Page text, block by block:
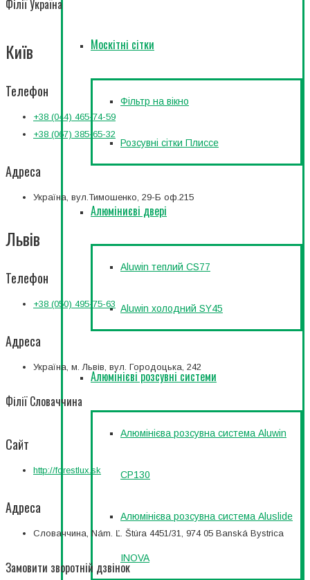
Москітні сітки
Фільтр на вікно
Розсувні сітки Плиссе
Алюміниєві двері
Aluwin теплий CS77
Aluwin холодний SY45
Алюмінієві розсувні системи
Алюмінієва розсувна система Aluwin
CP130
Алюмінієва розсувна система Aluslide
INOVA
Філії Україна
Київ
Телефон
+38 (044) 465-74-59
+38 (067) 385-65-32
Адреса
Україна, вул.Тимошенко, 29-Б оф.215
Львів
Телефон
+38 (050) 495-75-63
Адреса
Україна, м. Львів, вул. Городоцька, 242
Філії Словаччина
Сайт
http://forestlux.sk
Адреса
Словаччина, Nám. Ľ. Štúra 4451/31, 974 05 Banská Bystrica
Замовити зворотній дзвінок